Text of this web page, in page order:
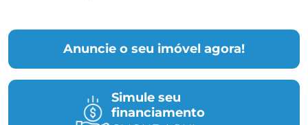
Anuncie o seu imóvel agora!
Simule seu
financiamento